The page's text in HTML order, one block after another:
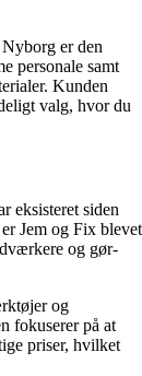
er den
personale samt
Kunden
valg, hvor du
eksisteret siden
Jem og Fix blevet
og gør-
og
fokuserer på at
priser, hvilket